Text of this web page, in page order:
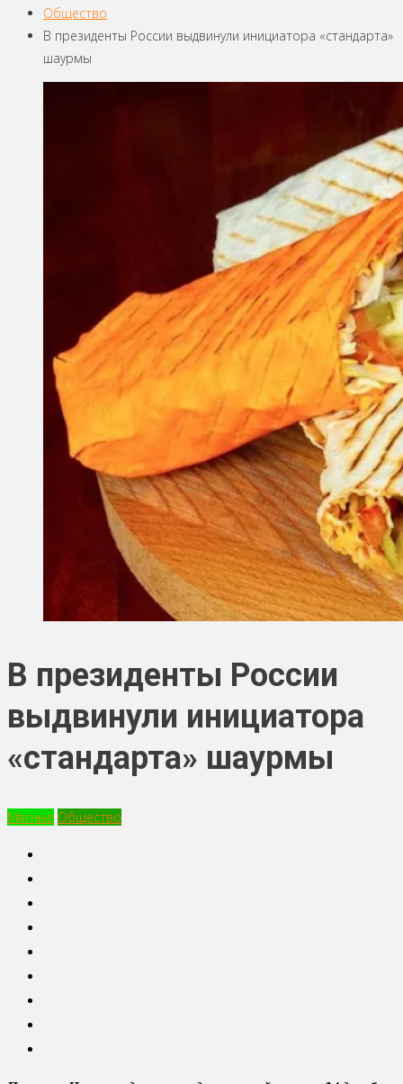
Общество
В президенты России выдвинули инициатора «стандарта»
шаурмы
В президенты России
выдвинули инициатора
«стандарта» шаурмы
Мясные Общество